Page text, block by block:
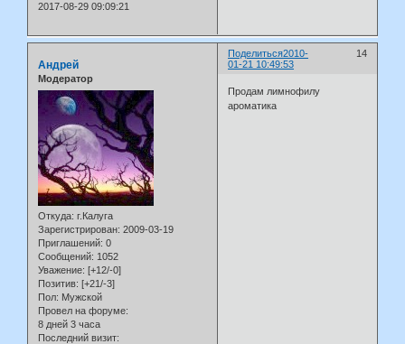
2017-08-29 09:09:21
Поделиться 14
2010-
01-21 10:49:53
Андрей
Модератор
Откуда: г.Калуга
Зарегистрирован: 2009-03-19
Приглашений: 0
Сообщений: 1052
Уважение: [+12/-0]
Позитив: [+21/-3]
Пол: Мужской
Провел на форуме:
8 дней 3 часа
Последний визит:
Продам лимнофилу
ароматика